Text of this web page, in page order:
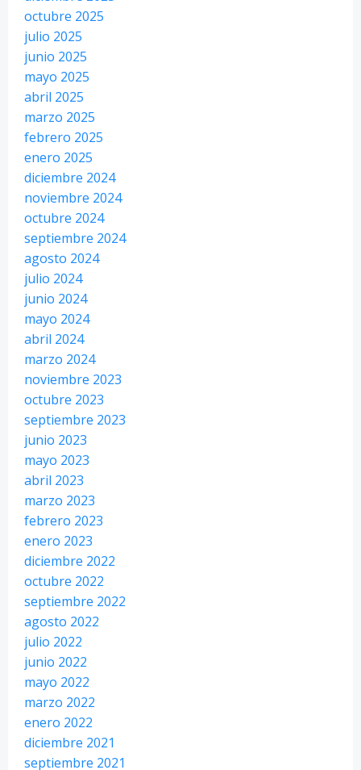
octubre 2025
julio 2025
junio 2025
mayo 2025
abril 2025
marzo 2025
febrero 2025
enero 2025
diciembre 2024
noviembre 2024
octubre 2024
septiembre 2024
agosto 2024
julio 2024
junio 2024
mayo 2024
abril 2024
marzo 2024
noviembre 2023
octubre 2023
septiembre 2023
junio 2023
mayo 2023
abril 2023
marzo 2023
febrero 2023
enero 2023
diciembre 2022
octubre 2022
septiembre 2022
agosto 2022
julio 2022
junio 2022
mayo 2022
marzo 2022
enero 2022
diciembre 2021
septiembre 2021